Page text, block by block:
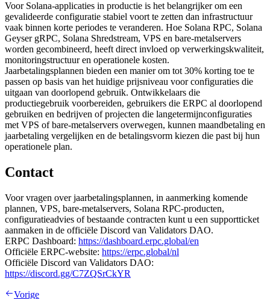
Voor Solana-applicaties in productie is het belangrijker om een
gevalideerde configuratie stabiel voort te zetten dan infrastructuur
vaak binnen korte periodes te veranderen. Hoe Solana RPC, Solana
Geyser gRPC, Solana Shredstream, VPS en bare-metalservers
worden gecombineerd, heeft direct invloed op verwerkingskwaliteit,
monitoringstructuur en operationele kosten.
Jaarbetalingsplannen bieden een manier om tot 30% korting toe te
passen op basis van het huidige prijsniveau voor configuraties die
uitgaan van doorlopend gebruik. Ontwikkelaars die
productiegebruik voorbereiden, gebruikers die ERPC al doorlopend
gebruiken en bedrijven of projecten die langetermijnconfiguraties
met VPS of bare-metalservers overwegen, kunnen maandbetaling en
jaarbetaling vergelijken en de betalingsvorm kiezen die past bij hun
operationele plan.
Contact
Voor vragen over jaarbetalingsplannen, in aanmerking komende
plannen, VPS, bare-metalservers, Solana RPC-producten,
configuratieadvies of bestaande contracten kunt u een supportticket
aanmaken in de officiële Discord van Validators DAO.
ERPC Dashboard: https://dashboard.erpc.global/en
Officiële ERPC-website: https://erpc.global/nl
Officiële Discord van Validators DAO:
https://discord.gg/C7ZQSrCkYR
Vorige